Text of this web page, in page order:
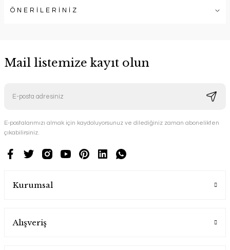
ÖNERİLERİNİZ
Mail listemize kayıt olun
E-postalarımızı almak için kaydoluyorsunuz ve dilediğiniz zaman abonelikten
çıkabilirsiniz.
Kurumsal
Alışveriş